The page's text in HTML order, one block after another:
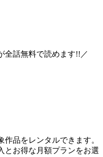
全話無料で読めます!!／
品をレンタルできます。
とお得な月額プランをお選